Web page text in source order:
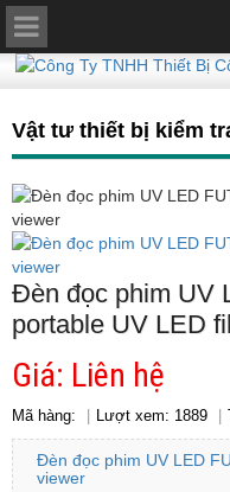
Vật tư thiết bị kiểm
Đèn đọc phim UV
portable UV LED
Giá: Liên hệ
Mã hàng: Lượt xem: 1889
Đèn đọc phim UV LED
viewer